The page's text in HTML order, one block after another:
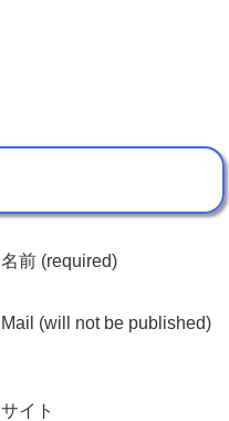
名前 (required)
Mail (will not be published)
サイト